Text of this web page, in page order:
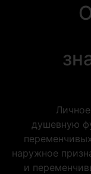
душевную
наружное
и